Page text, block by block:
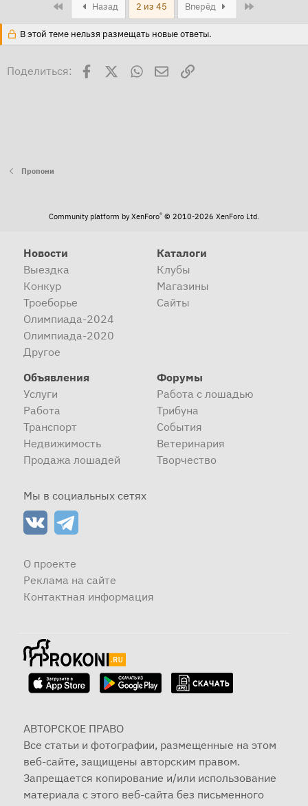
Назад 2 из 45 Вперёд
В этой теме нельзя размещать новые ответы.
Поделиться: Facebook WhatsAppЭлектронная почта
Ссылка
Пропони
Community platform by XenForo® © 2010-2026 XenForo Ltd.
Новости
Выездка
Конкур
Троеборье
Олимпиада-2024
Олимпиада-2020
Другое
Каталоги
Клубы
Магазины
Сайты
Объявления
Услуги
Работа
Транспорт
Недвижимость
Продажа лошадей
Форумы
Работа с лошадью
Трибуна
События
Ветеринария
Творчество
Мы в социальных сетях
О проекте
Реклама на сайте
Контактная информация
АВТОРСКОЕ ПРАВО
Все статьи и фотографии, размещенные на этом
веб-сайте, защищены авторским правом.
Запрещается копирование и/или использование
материала с этого веб-сайта без письменного